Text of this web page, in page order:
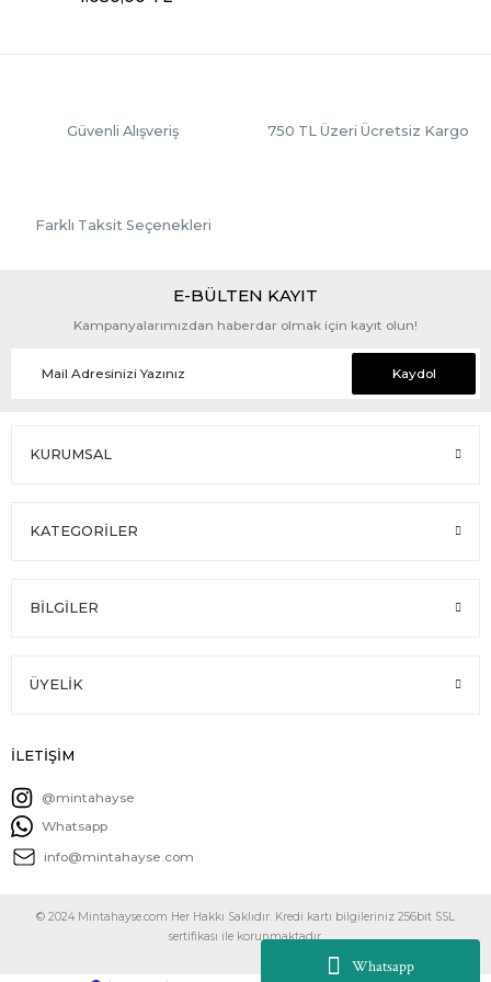
Whatsapp
Güvenli Alışveriş 750 TL Üzeri Ücretsiz Kargo
Farklı Taksit Seçenekleri
E-BÜLTEN KAYIT
Kampanyalarımızdan haberdar olmak için kayıt olun!
Kaydol
KURUMSAL
KATEGORİLER
BİLGİLER
ÜYELİK
İLETİŞİM
@mintahayse
Whatsapp
info@mintahayse.com
© 2024 Mintahayse.com Her Hakkı Saklıdır. Kredi kartı bilgileriniz 256bit SSL
sertifikası ile korunmaktadır.